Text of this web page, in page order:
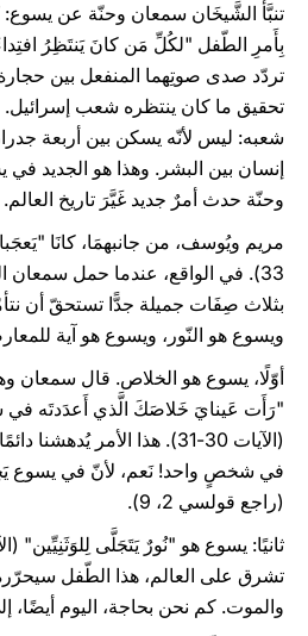
تنبَّأ الشَّيخَان سمعان وحنّة عن يسوع:
تردّد صدى صوتِهما المنفعل بين حجارة
تحقيق ما كان ينتظره شعب
شعبه: ليس لأنّه يسكن بين أربعة
إنسان بين البشر. وهذا هو الجديد
وحنّة حدث أمرٌ جديد غَيَّرَ تاريخ العالم.
مريم ويُوسف، من جانبهمَا، كانَا
33). في الواقع، عندما حمل
بثلاث صِفَات جميلة جدًّا تستحقّ أن
ويسوع هو النّور، ويسوع هو آية
أوّلًا، يسوع هو الخلاص. قال سمعان
"رَأَت عَينايَ خَلاصَكَ الَّذي أَعدَدتَه في
(الآيات 30-31). هذا الأمر
في شخصٍ واحد! نَعم، لأنّ في يسوع
(راجع قولسي 2، 9).
تشرق على العالم، هذا الطّفل
والموت. كم نحن بحاجة، اليوم أيضًا،